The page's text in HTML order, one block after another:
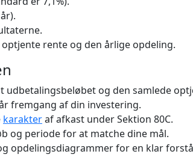
rente og den årlige opdeling.
udbetalingsbeløbet og den samlede
fremgang af din investering.
karakteraf afkast under Sektion 80C.
og periode for at matche dine mål.
opdelingsdiagrammer for en klar